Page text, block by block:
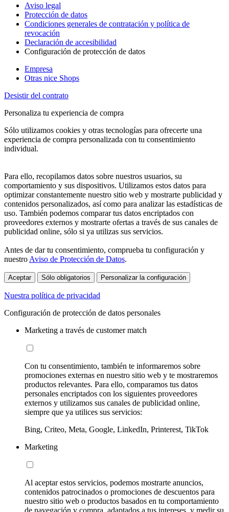
Aviso legal
Protección de datos
Condiciones generales de contratación y política de
revocación
Declaración de accesibilidad
Configuración de protección de datos
Empresa
Otras nice Shops
Desistir del contrato
Personaliza tu experiencia de compra
Sólo utilizamos cookies y otras tecnologías para ofrecerte una
experiencia de compra personalizada con tu consentimiento
individual.
Para ello, recopilamos datos sobre nuestros usuarios, su
comportamiento y sus dispositivos. Utilizamos estos datos para
optimizar constantemente nuestro sitio web y mostrarte publicidad y
contenidos personalizados, así como para analizar las estadísticas de
uso. También podemos comparar tus datos encriptados con
proveedores externos y mostrarte ofertas a través de sus canales de
publicidad online, sólo si ya utilizas sus servicios.
Antes de dar tu consentimiento, comprueba tu configuración y
nuestro Aviso de Protección de Datos.
Aceptar Sólo obligatorios Personalizar la configuración
Nuestra política de privacidad
Configuración de protección de datos personales
Marketing a través de customer match
Con tu consentimiento, también te informaremos sobre
promociones externas en nuestro sitio web y te mostraremos
productos relevantes. Para ello, comparamos tus datos
personales encriptados con los siguientes proveedores
externos y utilizamos sus canales de publicidad online,
siempre que ya utilices sus servicios:
Bing, Criteo, Meta, Google, LinkedIn, Printerest, TikTok
Marketing
Al aceptar estos servicios, podemos mostrarte anuncios,
contenidos patrocinados o promociones de descuentos para
nuestro sitio web o productos basados en tu comportamiento
de navegación y compra, adaptados a tus intereses, y medir su